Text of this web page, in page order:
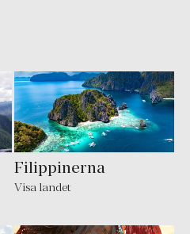
Filippinerna
Visa landet